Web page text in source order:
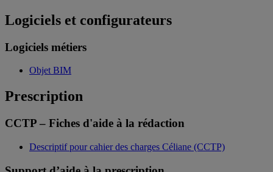
Logiciels et configurateurs
Logiciels métiers
Objet BIM
Prescription
CCTP – Fiches d'aide à la rédaction
Descriptif pour cahier des charges Céliane (CCTP)